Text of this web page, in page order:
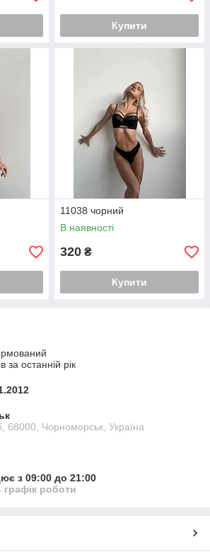
Купити
11038 чорний
В наявності
320 ₴
Купити
за останній рік
68000, Чорноморськ, Україна
з 09:00 до 21:00
графік роботи